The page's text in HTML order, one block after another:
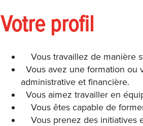
Votre profil
Vous travaillez de manière
Vous avez une formation ou
administrative et financière.
Vous aimez travailler en
Vous êtes capable de
Vous prenez des initiatives